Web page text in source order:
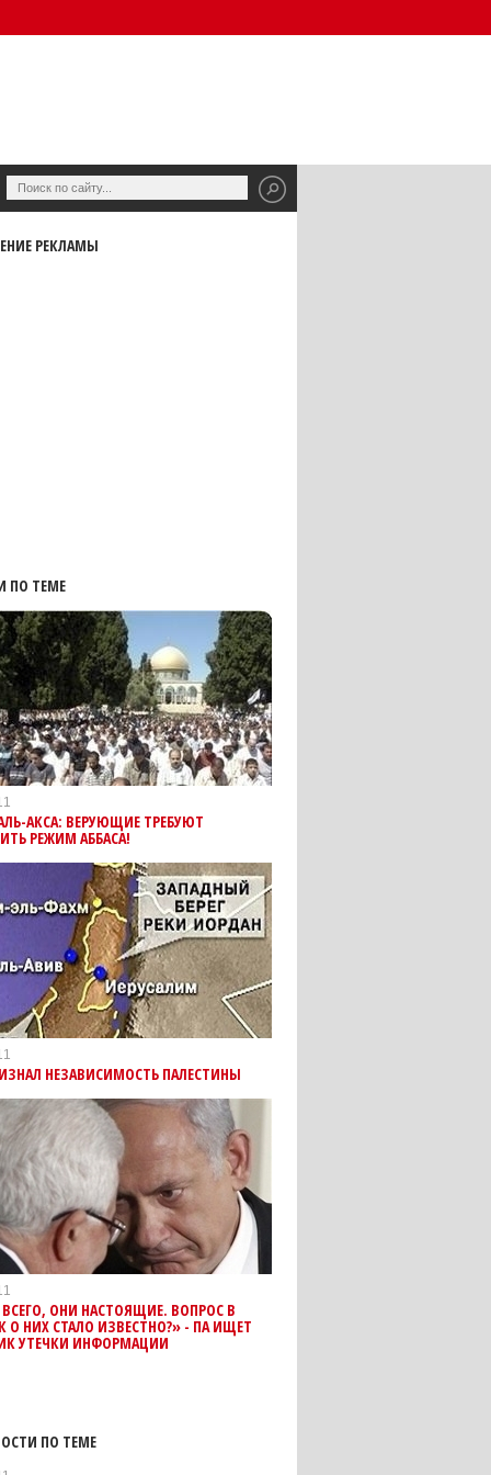
РЕКЛАМЫ
ПО ТЕМЕ
АКСА: ВЕРУЮЩИЕ ТРЕБУЮТ
РЕЖИМ АББАСА!
НЕЗАВИСИМОСТЬ ПАЛЕСТИНЫ
ВСЕГО, ОНИ НАСТОЯЩИЕ. ВОПРОС В
О НИХ СТАЛО ИЗВЕСТНО?» - ПА ИЩЕТ
УТЕЧКИ ИНФОРМАЦИИ
ПО ТЕМЕ